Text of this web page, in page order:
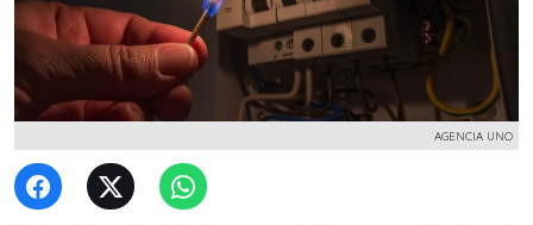
AGENCIA UNO